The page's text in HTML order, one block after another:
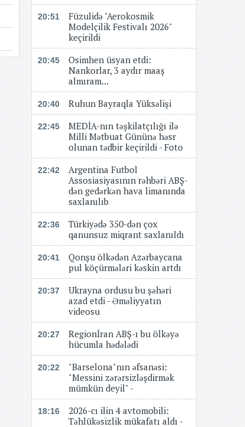
20:51
Füzulidə "Aerokosmik
Modelçilik Festivalı 2026"
keçirildi
20:45
Osimhen üsyan etdi:
Nankorlar, 3 aydır maaş
almıram...
20:40 Ruhun Bayraqla Yüksəlişi
22:45
MEDİA-nın təşkilatçılığı ilə
Milli Mətbuat Gününə həsr
olunan tədbir keçirildi - Foto
22:42
Argentina Futbol
Assosiasiyasının rəhbəri ABŞ-
dən gedərkən hava limanında
saxlanılıb
22:36
Türkiyədə 350-dən çox
qanunsuz miqrant saxlanıldı
20:41
Qonşu ölkədən Azərbaycana
pul köçürmələri kəskin artdı
20:37
Ukrayna ordusu bu şəhəri
azad etdi - Əməliyyatın
videosu
20:27
Regionİran ABŞ-ı bu ölkəyə
hücumla hədələdi
20:22
"Barselona"nın əfsanəsi:
"Messini zərərsizləşdirmək
mümkün deyil" -
18:16
2026-cı ilin 4 avtomobili:
Təhlükəsizlik mükafatı aldı -